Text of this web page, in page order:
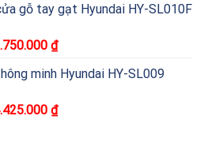
gỗ tay gạt Hyundai HY-SL010F
₫
minh Hyundai HY-SL009
₫